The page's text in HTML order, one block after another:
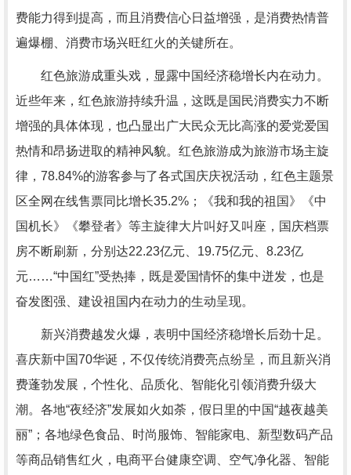
费能力得到提高，而且消费信心日益增强，是消费热情普
遍爆棚、消费市场兴旺红火的关键所在。
红色旅游成重头戏，显露中国经济稳增长内在动力。
近些年来，红色旅游持续升温，这既是国民消费实力不断
增强的具体体现，也凸显出广大民众无比高涨的爱党爱国
热情和昂扬进取的精神风貌。红色旅游成为旅游市场主旋
律，78.84%的游客参与了各式国庆庆祝活动，红色主题景
区全网在线售票同比增长35.2%；《我和我的祖国》《中
国机长》《攀登者》等主旋律大片叫好又叫座，国庆档票
房不断刷新，分别达22.23亿元、19.75亿元、8.23亿
元……“中国红”受热捧，既是爱国情怀的集中迸发，也是
奋发图强、建设祖国内在动力的生动呈现。
新兴消费越发火爆，表明中国经济稳增长后劲十足。
喜庆新中国70华诞，不仅传统消费亮点纷呈，而且新兴消
费蓬勃发展，个性化、品质化、智能化引领消费升级大
潮。各地“夜经济”发展如火如荼，假日里的中国“越夜越美
丽”；各地绿色食品、时尚服饰、智能家电、新型数码产品
等商品销售红火，电商平台健康空调、空气净化器、智能